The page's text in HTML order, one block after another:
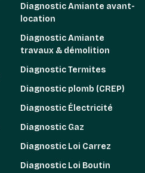
Diagnostic Amiante avant-
location
Diagnostic Amiante
travaux & démolition
Diagnostic Termites
Diagnostic plomb (CREP)
Diagnostic Électricité
Diagnostic Gaz
Diagnostic Loi Carrez
Diagnostic Loi Boutin